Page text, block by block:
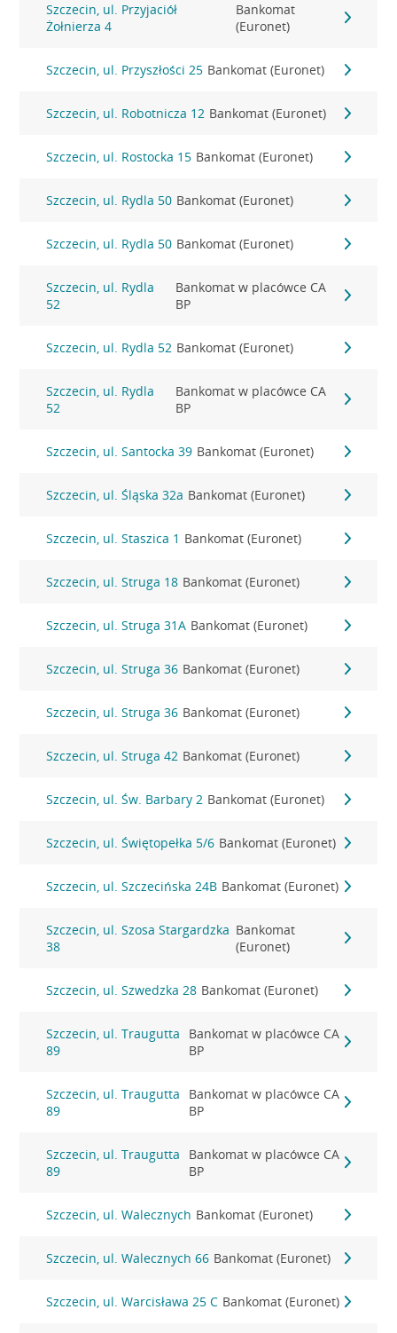
Szczecin, ul. Przyjaciół
Żołnierza 4
Bankomat
(Euronet)
Szczecin, ul. Przyszłości 25 Bankomat (Euronet)
Szczecin, ul. Robotnicza 12 Bankomat (Euronet)
Szczecin, ul. Rostocka 15 Bankomat (Euronet)
Szczecin, ul. Rydla 50 Bankomat (Euronet)
Szczecin, ul. Rydla 50 Bankomat (Euronet)
Szczecin, ul. Rydla
52
Bankomat w placówce CA
BP
Szczecin, ul. Rydla 52 Bankomat (Euronet)
Szczecin, ul. Rydla
52
Bankomat w placówce CA
BP
Szczecin, ul. Santocka 39 Bankomat (Euronet)
Szczecin, ul. Śląska 32a Bankomat (Euronet)
Szczecin, ul. Staszica 1 Bankomat (Euronet)
Szczecin, ul. Struga 18 Bankomat (Euronet)
Szczecin, ul. Struga 31A Bankomat (Euronet)
Szczecin, ul. Struga 36 Bankomat (Euronet)
Szczecin, ul. Struga 36 Bankomat (Euronet)
Szczecin, ul. Struga 42 Bankomat (Euronet)
Szczecin, ul. Św. Barbary 2 Bankomat (Euronet)
Szczecin, ul. Świętopełka 5/6 Bankomat (Euronet)
Szczecin, ul. Szczecińska 24B Bankomat (Euronet)
Szczecin, ul. Szosa Stargardzka
38
Bankomat
(Euronet)
Szczecin, ul. Szwedzka 28 Bankomat (Euronet)
Szczecin, ul. Traugutta
89
Bankomat w placówce CA
BP
Szczecin, ul. Traugutta
89
Bankomat w placówce CA
BP
Szczecin, ul. Traugutta
89
Bankomat w placówce CA
BP
Szczecin, ul. Walecznych Bankomat (Euronet)
Szczecin, ul. Walecznych 66 Bankomat (Euronet)
Szczecin, ul. Warcisława 25 C Bankomat (Euronet)